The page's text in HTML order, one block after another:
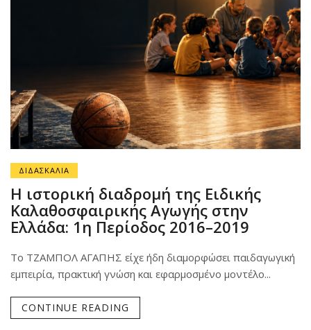
ΔΙΔΑΣΚΑΛΙΑ
Η ιστορική διαδρομή της Ειδικής
Καλαθοσφαιρικής Αγωγής στην
Ελλάδα: 1η Περίοδος 2016–2019
Το ΤΖΑΜΠΟΛ ΑΓΑΠΗΣ είχε ήδη διαμορφώσει παιδαγωγική
εμπειρία, πρακτική γνώση και εφαρμοσμένο μοντέλο...
CONTINUE READING